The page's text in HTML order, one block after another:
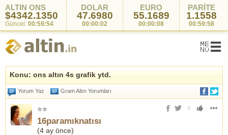
ALTIN ONS
$4342.1350
Güncel: 00:59:54
DOLAR
47.6980
00:00:02
EURO
55.1689
00:00:08
PARİTE
1.1558
00:59:58
Konu: ons altın 4s grafik ytd.
Yorum Yaz Gram Altın Yorumları
⭐⭐
16paramıknatısı
(4 ay önce)
4